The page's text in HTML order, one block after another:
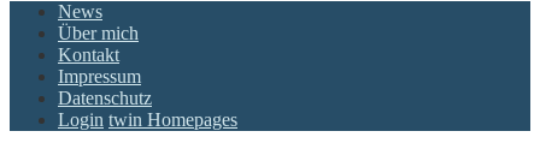
News
Über mich
Kontakt
Impressum
Datenschutz
Login twin Homepages